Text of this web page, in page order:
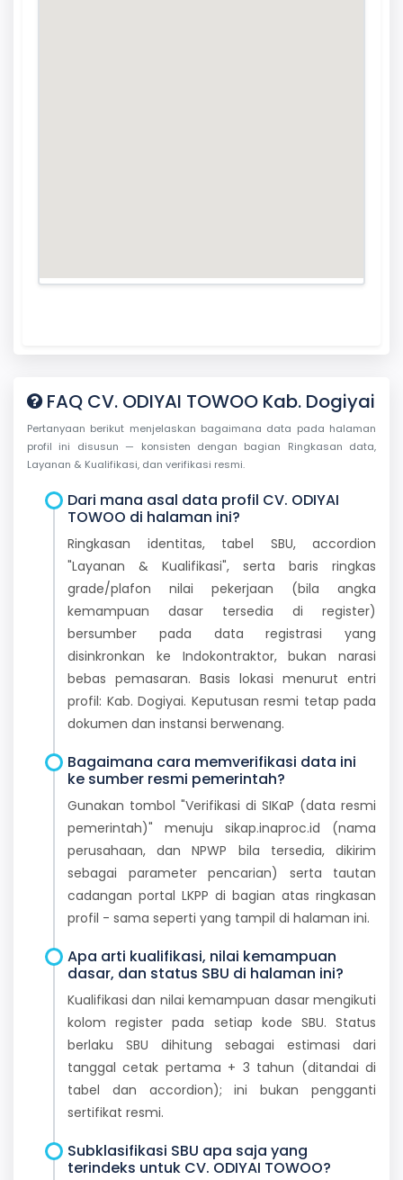
FAQ CV. ODIYAI TOWOO Kab. Dogiyai
Pertanyaan berikut menjelaskan bagaimana data pada halaman
profil ini disusun — konsisten dengan bagian Ringkasan data,
Layanan & Kualifikasi, dan verifikasi resmi.
Dari mana asal data profil CV. ODIYAI
TOWOO di halaman ini?
Ringkasan identitas, tabel SBU, accordion
"Layanan & Kualifikasi", serta baris ringkas
grade/plafon nilai pekerjaan (bila angka
kemampuan dasar tersedia di register)
bersumber pada data registrasi yang
disinkronkan ke Indokontraktor, bukan narasi
bebas pemasaran. Basis lokasi menurut entri
profil: Kab. Dogiyai. Keputusan resmi tetap pada
dokumen dan instansi berwenang.
Bagaimana cara memverifikasi data ini
ke sumber resmi pemerintah?
Gunakan tombol "Verifikasi di SIKaP (data resmi
pemerintah)" menuju sikap.inaproc.id (nama
perusahaan, dan NPWP bila tersedia, dikirim
sebagai parameter pencarian) serta tautan
cadangan portal LKPP di bagian atas ringkasan
profil - sama seperti yang tampil di halaman ini.
Apa arti kualifikasi, nilai kemampuan
dasar, dan status SBU di halaman ini?
Kualifikasi dan nilai kemampuan dasar mengikuti
kolom register pada setiap kode SBU. Status
berlaku SBU dihitung sebagai estimasi dari
tanggal cetak pertama + 3 tahun (ditandai di
tabel dan accordion); ini bukan pengganti
sertifikat resmi.
Subklasifikasi SBU apa saja yang
terindeks untuk CV. ODIYAI TOWOO?